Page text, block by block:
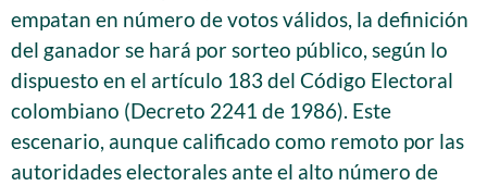
empatan en número de votos válidos, la definición
del ganador se hará por sorteo público, según lo
dispuesto en el artículo 183 del Código Electoral
colombiano (Decreto 2241 de 1986). Este
escenario, aunque calificado como remoto por las
autoridades electorales ante el alto número de